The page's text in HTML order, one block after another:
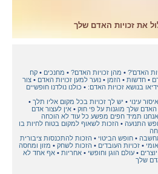
האדם'? מהן זכויות האדם? מחנכים
קח
חדשות הזמן נוער למען זכויות האדם
צור
בנושא זכויות האדם:
כולנו נולדנו חופשיים
איסור עינוי
יש לך זכויות בכל מקום אליו תלך
האדם שלך מוגנות על פי חוק
אין לעצור אדם
אנחנו תמיד חפים מפשע כל עוד לא הוכחה
התנועה
הזכות לשאוף למקום בטוח לחיות בו
חופש הביטוי
הזכות להתכנסות ציבורית
זכויות העובדים הזכות לשחק
מזון ומחסה
עולם הוגן וחופשי אחריות
אף אחד לא
שלך